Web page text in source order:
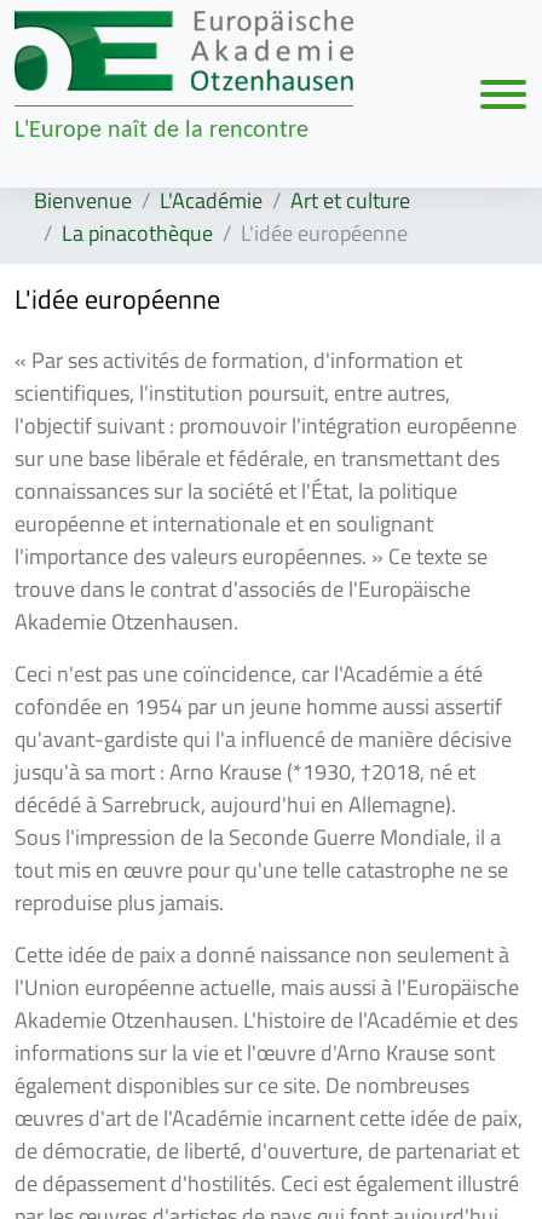
Zur Navigation springen
Zum Inhalt springen
L'Europe naît de la rencontre
Bienvenue L'Académie
Art et culture
La pinacothèque
L'idée européenne
L'idée européenne
« Par ses activités de formation, d'information et
scientifiques, l'institution poursuit, entre autres,
l'objectif suivant : promouvoir l'intégration européenne
sur une base libérale et fédérale, en transmettant des
connaissances sur la société et l'État, la politique
européenne et internationale et en soulignant
l'importance des valeurs européennes. » Ce texte se
trouve dans le contrat d'associés de l'Europäische
Akademie Otzenhausen.
Ceci n'est pas une coïncidence, car l'Académie a été
cofondée en 1954 par un jeune homme aussi assertif
qu'avant-gardiste qui l'a influencé de manière décisive
jusqu'à sa mort : Arno Krause (*1930, †2018, né et
décédé à Sarrebruck, aujourd'hui en Allemagne).
Sous l'impression de la Seconde Guerre Mondiale, il a
tout mis en œuvre pour qu'une telle catastrophe ne se
reproduise plus jamais.
Cette idée de paix a donné naissance non seulement à
l'Union européenne actuelle, mais aussi à l'Europäische
Akademie Otzenhausen. L'histoire de l'Académie et des
informations sur la vie et l'œuvre d'Arno Krause sont
également disponibles sur ce site. De nombreuses
œuvres d'art de l'Académie incarnent cette idée de paix,
de démocratie, de liberté, d'ouverture, de partenariat et
de dépassement d'hostilités. Ceci est également illustré